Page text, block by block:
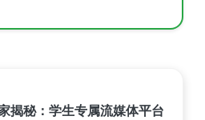
揭秘：学生专属流媒体平台